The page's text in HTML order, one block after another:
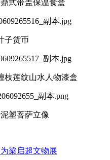
式带盖保温食盒
子货币
枝莲纹山水人物漆盒
塑菩萨立像
梁启超文物展